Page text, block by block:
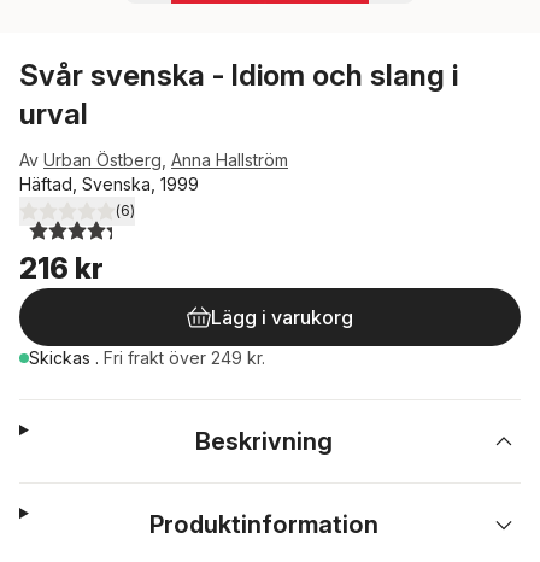
Svår svenska - Idiom och slang i
urval
Av Urban Östberg Anna Hallström
Häftad, Svenska, 1999
4,3utav 5 stjärnor. Totalt antal röster:
(6)
216 kr
Lägg i varukorg
Skickas . Fri frakt över 249 kr.
Beskrivning
Produktinformation